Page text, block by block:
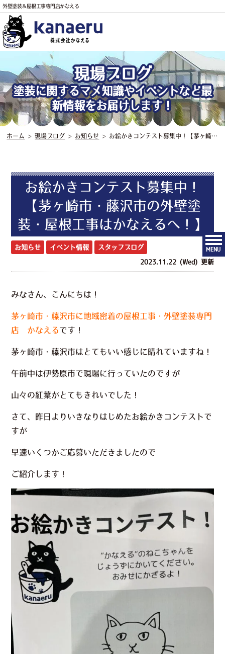
外壁塗装＆屋根工事専門店かなえる
電話
MENU
現場ブログ
塗装に関するマメ知識やイベントなど最
新情報をお届けします！
ホーム >現場ブログ > お知らせ > お絵かきコンテスト募集中！【茅ヶ崎市・藤沢市の外壁塗装・屋根工事はかなえるへ！】
お絵かきコンテスト募集中！
【茅ヶ崎市・藤沢市の外壁塗
装・屋根工事はかなえるへ！】
お知らせ イベント情報 スタッフブログ
2023.11.22 (Wed) 更新
みなさん、こんにちは！
茅ヶ崎市・藤沢市に地域密着の屋根工事・外壁塗装専門
店 かなえるです！
茅ヶ崎市・藤沢市はとてもいい感じに晴れていますね！
午前中は伊勢原市で現場に行っていたのですが
山々の紅葉がとてもきれいでした！
さて、昨日よりいきなりはじめたお絵かきコンテストで
すが
早速いくつかご応募いただきましたので
ご紹介します！